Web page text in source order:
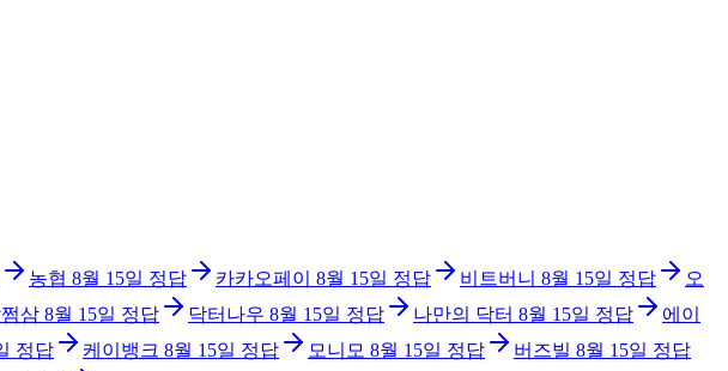
농협 8월 15일 정답 카카오페이 8월 15일 정답 비트버니 8월 15일 정답
오
삼 8월 15일 정답 닥터나우 8월 15일 정답 나만의 닥터 8월 15일 정답
에이
정답 케이뱅크 8월 15일 정답 모니모 8월 15일 정답 버즈빌 8월 15일 정답